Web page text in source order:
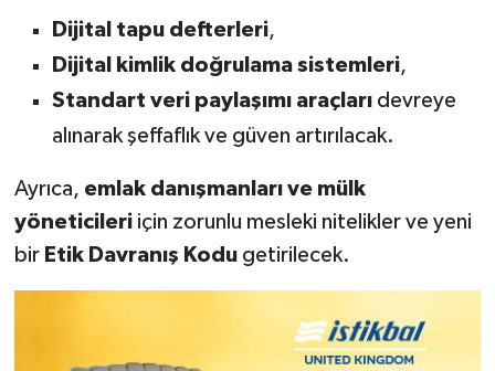
Dijital tapu defterleri,
Dijital kimlik doğrulama sistemleri,
Standart veri paylaşımı araçlarıdevreye
alınarak şeffaflık ve güven artırılacak.
Ayrıca, emlak danışmanları ve mülk
yöneticileriiçin zorunlu mesleki nitelikler ve yeni
bir Etik Davranış Kodugetirilecek.